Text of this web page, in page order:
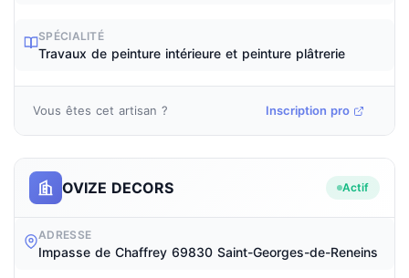
SPÉCIALITÉ
Travaux de peinture intérieure et peinture plâtrerie
Vous êtes cet artisan ? Inscription pro
OVIZE DECORS Actif
ADRESSE
Impasse de Chaffrey 69830 Saint-Georges-de-Reneins